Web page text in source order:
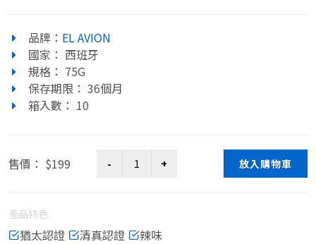
品牌： EL AVION
國家： 西班牙
規格： 75G
保存期限： 36個月
箱入數： 10
售價： $199 放入購物車
產品特色
猶太認證 清真認證 辣味